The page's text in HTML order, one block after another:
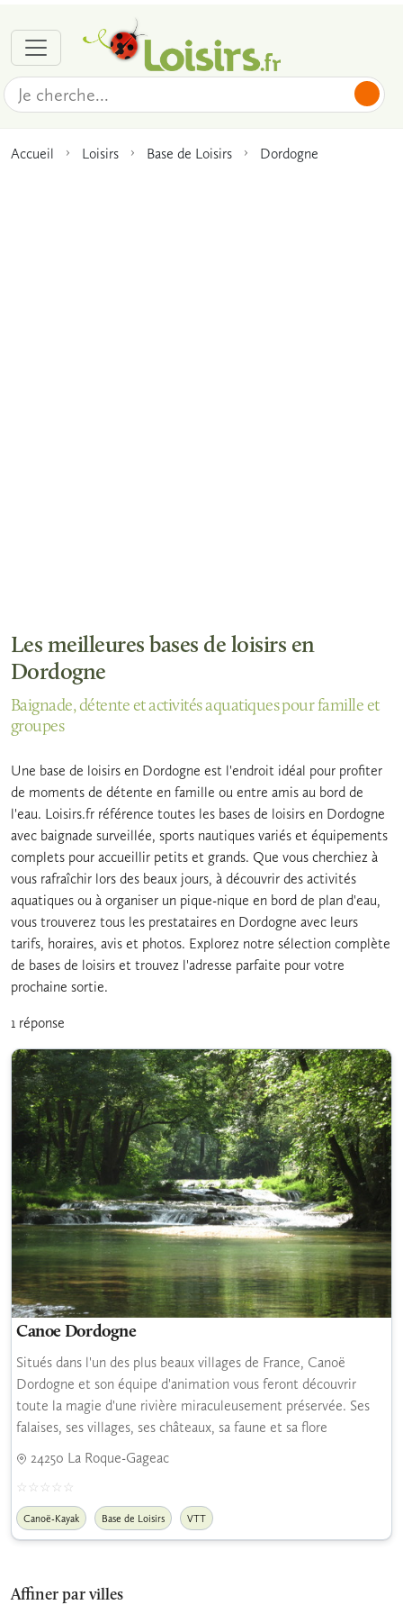
Accueil Loisirs Base de Loisirs Dordogne
Affiner par villes
Les meilleures bases de loisirs en
Dordogne
Baignade, détente et activités aquatiques pour famille et
groupes
Une base de loisirs en Dordogne est l'endroit idéal pour profiter
de moments de détente en famille ou entre amis au bord de
l'eau. Loisirs.fr référence toutes les bases de loisirs en Dordogne
avec baignade surveillée, sports nautiques variés et équipements
complets pour accueillir petits et grands. Que vous cherchiez à
vous rafraîchir lors des beaux jours, à découvrir des activités
aquatiques ou à organiser un pique-nique en bord de plan d'eau,
vous trouverez tous les prestataires en Dordogne avec leurs
tarifs, horaires, avis et photos. Explorez notre sélection complète
de bases de loisirs et trouvez l'adresse parfaite pour votre
prochaine sortie.
1 réponse
Canoe Dordogne
Situés dans l'un des plus beaux villages de France, Canoë
Dordogne et son équipe d'animation vous feront découvrir
toute la magie d'une rivière miraculeusement préservée. Ses
falaises, ses villages, ses châteaux, sa faune et sa flore
24250 La Roque-Gageac
Canoë-Kayak Base de Loisirs VTT